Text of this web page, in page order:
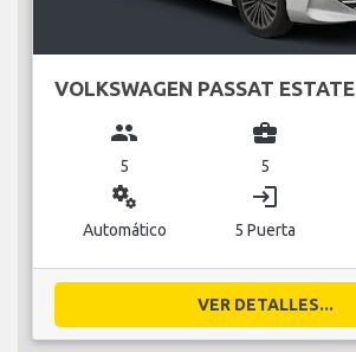
VOLKSWAGEN PASSAT ESTATE
group
5
business_center
5
miscellaneous_services
Automático
login
5 Puerta
VER DETALLES...